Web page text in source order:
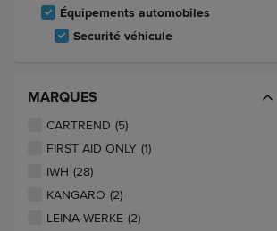
Équipements automobiles
Securité véhicule
MARQUES
CARTREND (5)
FIRST AID ONLY (1)
IWH (28)
KANGARO (2)
LEINA-WERKE (2)